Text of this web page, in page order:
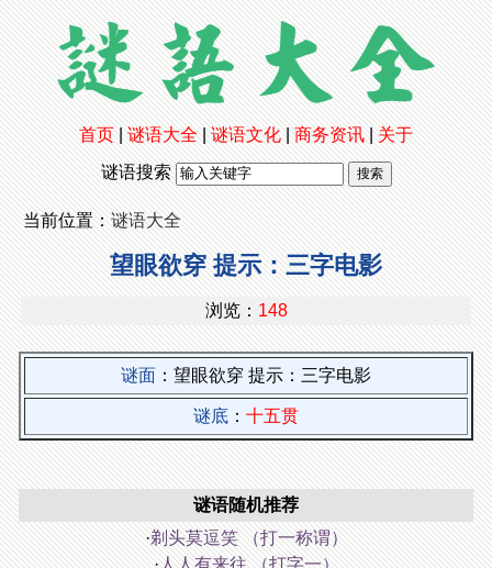
首页 谜语大全 谜语文化 商务资讯
关于
谜语搜索
当前位置： 谜语大全
望眼欲穿 提示：三字电影
浏览： 148
谜面 ：望眼欲穿 提示：三字电影
谜底 ： 十五贯
谜语随机推荐
·剃头莫逗笑 （打一称谓）
· 人人有来往 （打字一）